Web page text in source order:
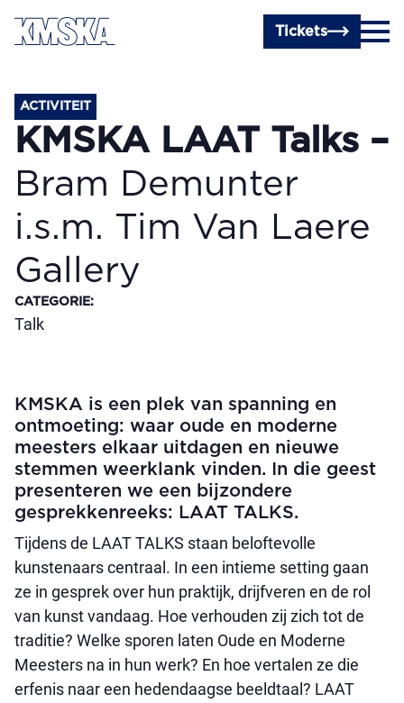
Ga naar hoofdinhoud
Tickets
ACTIVITEIT
KMSKA LAAT Talks –
Bram Demunter
i.s.m. Tim Van Laere
Gallery
CATEGORIE:
Talk
KMSKA is een plek van spanning en
ontmoeting: waar oude en moderne
meesters elkaar uitdagen en nieuwe
stemmen weerklank vinden. In die geest
presenteren we een bijzondere
gesprekkenreeks: LAAT TALKS.
Tijdens de LAAT TALKS staan beloftevolle
kunstenaars centraal. In een intieme setting gaan
ze in gesprek over hun praktijk, drijfveren en de rol
van kunst vandaag. Hoe verhouden zij zich tot de
traditie? Welke sporen laten Oude en Moderne
Meesters na in hun werk? En hoe vertalen ze die
erfenis naar een hedendaagse beeldtaal? LAAT